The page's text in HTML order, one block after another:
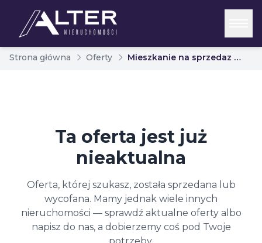
Strona główna Oferty Mieszkanie na sprzedaz biaystok dziesieciny 6933965
Ta oferta jest już
nieaktualna
Oferta, której szukasz, została sprzedana lub
wycofana. Mamy jednak wiele innych
nieruchomości — sprawdź aktualne oferty albo
napisz do nas, a dobierzemy coś pod Twoje